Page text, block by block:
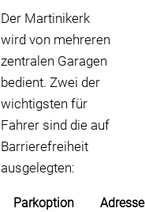
Der Martinikerk
wird von mehreren
zentralen Garagen
bedient. Zwei der
wichtigsten für
Fahrer sind die auf
Barrierefreiheit
ausgelegten:
Parkoption Adresse